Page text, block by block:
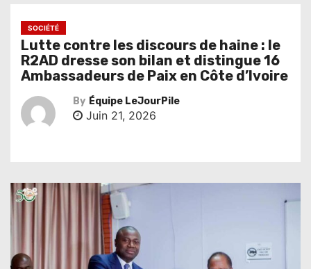
SOCIÉTÉ
Lutte contre les discours de haine : le
R2AD dresse son bilan et distingue 16
Ambassadeurs de Paix en Côte d’Ivoire
By Équipe LeJourPile
Juin 21, 2026